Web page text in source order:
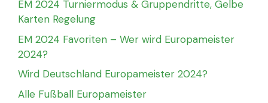
EM 2024 Turniermodus & Gruppendritte, Gelbe
Karten Regelung
EM 2024 Favoriten – Wer wird Europameister
2024?
Wird Deutschland Europameister 2024?
Alle Fußball Europameister